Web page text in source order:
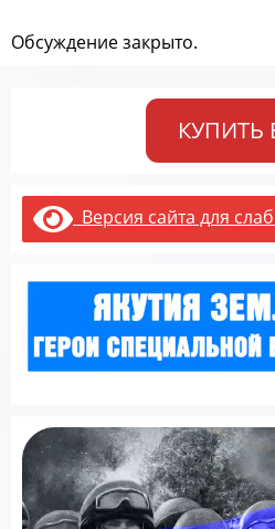
Обсуждение закрыто.
КУПИТЬ
Версия сайта для